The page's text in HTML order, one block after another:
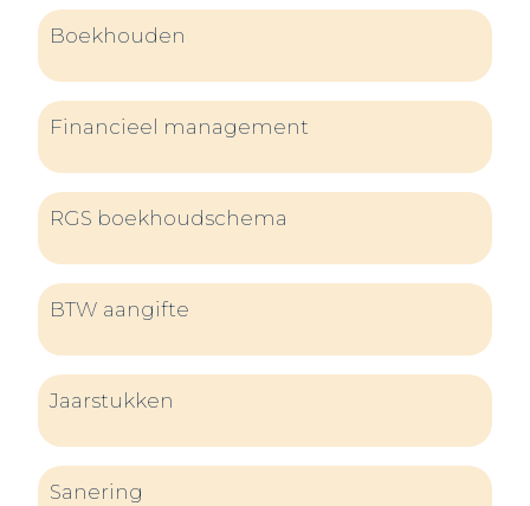
Boekhouden
Financieel management
RGS boekhoudschema
BTW aangifte
Jaarstukken
Sanering